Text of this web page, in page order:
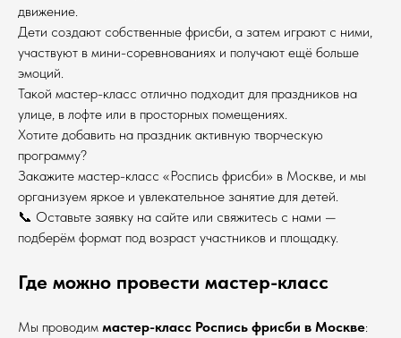
движение.
Дети создают собственные фрисби, а затем играют с ними,
участвуют в мини-соревнованиях и получают ещё больше
эмоций.
Такой мастер-класс отлично подходит для праздников на
улице, в лофте или в просторных помещениях.
Хотите добавить на праздник активную творческую
программу?
Закажите мастер-класс «Роспись фрисби» в Москве, и мы
организуем яркое и увлекательное занятие для детей.
📞 Оставьте заявку на сайте или свяжитесь с нами —
подберём формат под возраст участников и площадку.
Где можно провести мастер-класс
Мы проводим мастер-класс Роспись фрисби в Москве: